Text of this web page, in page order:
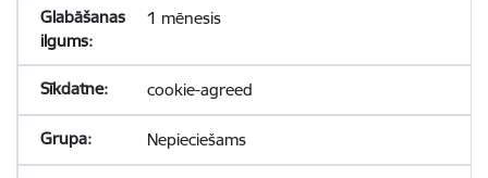
1 mēnesis
cookie-agreed
Nepieciešams